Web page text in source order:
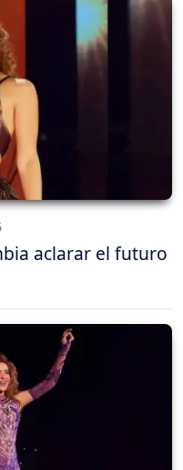
aclarar el futuro